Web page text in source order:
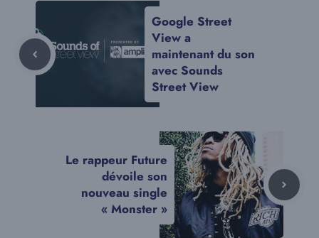
Google Street
View a
maintenant du son
avec Sounds
Street View
Le rappeur Future
dévoile son
nouveau single
« Monster »